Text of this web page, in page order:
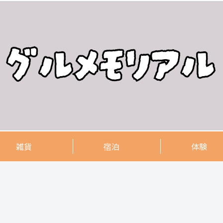
雑貨 宿泊 体験